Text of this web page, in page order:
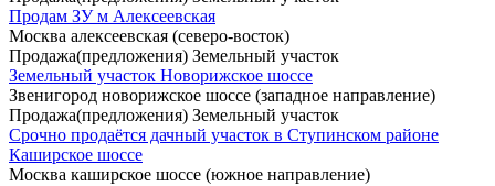
Продам ЗУ м Алексеевская
Москва алексеевская (северо-восток)
Продажа(предложения) Земельный участок
Земельный участок Новорижское шоссе
Звенигород новорижское шоссе (западное направление)
Продажа(предложения) Земельный участок
Срочно продаётся дачный участок в Ступинском районе
Каширское шоссе
Москва каширское шоссе (южное направление)